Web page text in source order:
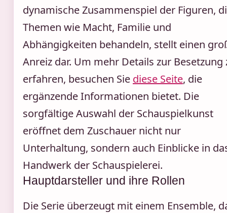
dynamische Zusammenspiel der Figuren,
Themen wie Macht, Familie und
Abhängigkeiten behandeln, stellt einen
Anreiz dar. Um mehr Details zur Besetzung
erfahren, besuchen Sie diese Seite, die
ergänzende Informationen bietet. Die
sorgfältige Auswahl der Schauspielkunst
eröffnet dem Zuschauer nicht nur
Unterhaltung, sondern auch Einblicke in
Handwerk der Schauspielerei.
Hauptdarsteller und ihre Rollen
Die Serie überzeugt mit einem Ensemble,